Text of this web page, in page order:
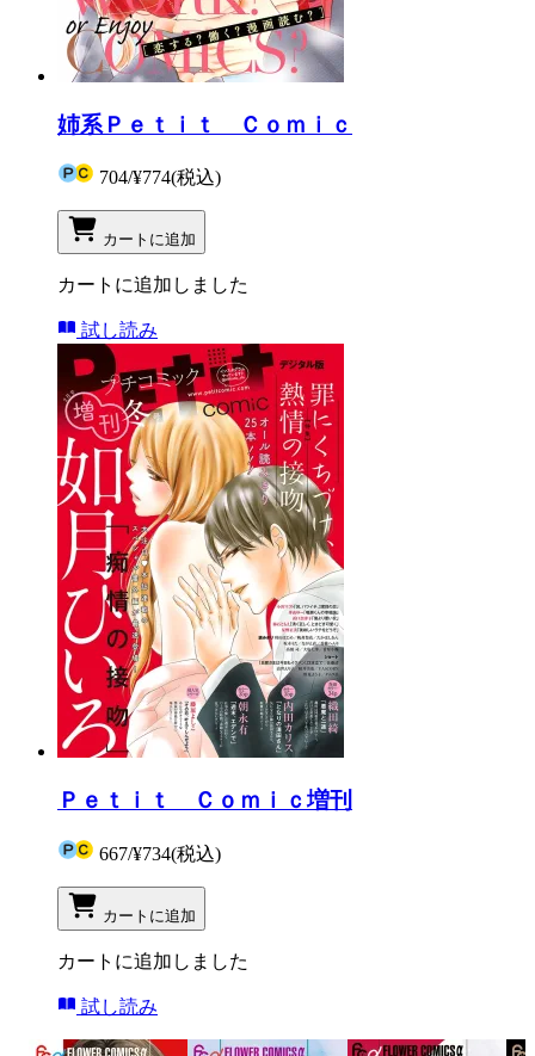
姉系Ｐｅｔｉｔ Ｃｏｍｉｃ
704/¥774(税込)
カートに追加
カートに追加しました
試し読み
Ｐｅｔｉｔ Ｃｏｍｉｃ増刊
667/¥734(税込)
カートに追加
カートに追加しました
試し読み